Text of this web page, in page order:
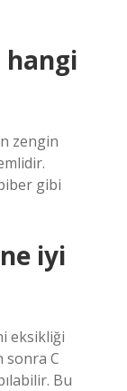
hangi
zengin
gibi
iyi
eksikliği
sonra C
Bu